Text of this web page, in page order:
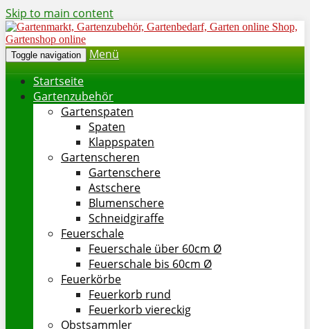
Skip to main content
Toggle navigation
Menü
Startseite
Gartenzubehör
Gartenspaten
Spaten
Klappspaten
Gartenscheren
Gartenschere
Astschere
Blumenschere
Schneidgiraffe
Feuerschale
Feuerschale über 60cm Ø
Feuerschale bis 60cm Ø
Feuerkörbe
Feuerkorb rund
Feuerkorb viereckig
Obstsammler